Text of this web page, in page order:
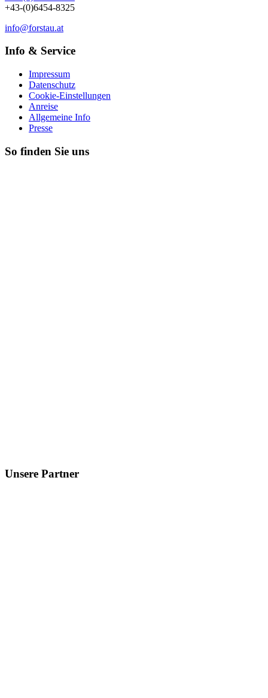
+43-(0)6454-8325
info@forstau.at
Info & Service
Impressum
Datenschutz
Cookie-Einstellungen
Anreise
Allgemeine Info
Presse
So finden Sie uns
Unsere Partner